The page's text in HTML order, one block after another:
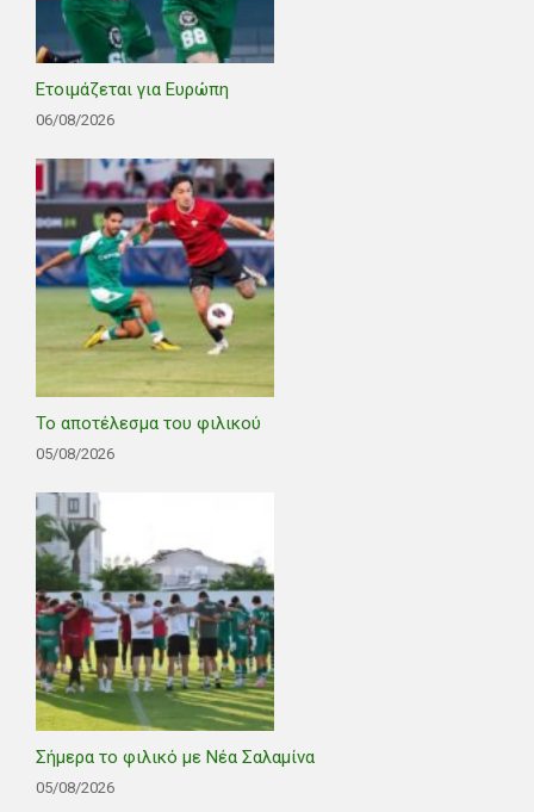
Ετοιμάζεται για Ευρώπη
06/08/2026
Το αποτέλεσμα του φιλικού
05/08/2026
Σήμερα το φιλικό με Νέα Σαλαμίνα
05/08/2026